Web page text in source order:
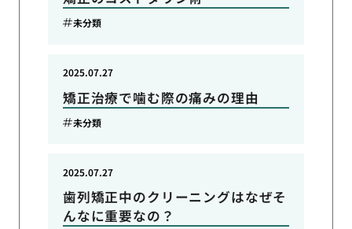
未分類
矯正治療で噛む際の痛みの理由
2025.07.27
未分類
歯列矯正中のクリーニングはなぜそ
んなに重要なの？
2025.07.27